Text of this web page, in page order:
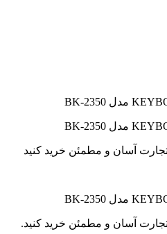
آسان و مطمئن خرید کنید
تجارت آسان و مطمئن خرید کنید.